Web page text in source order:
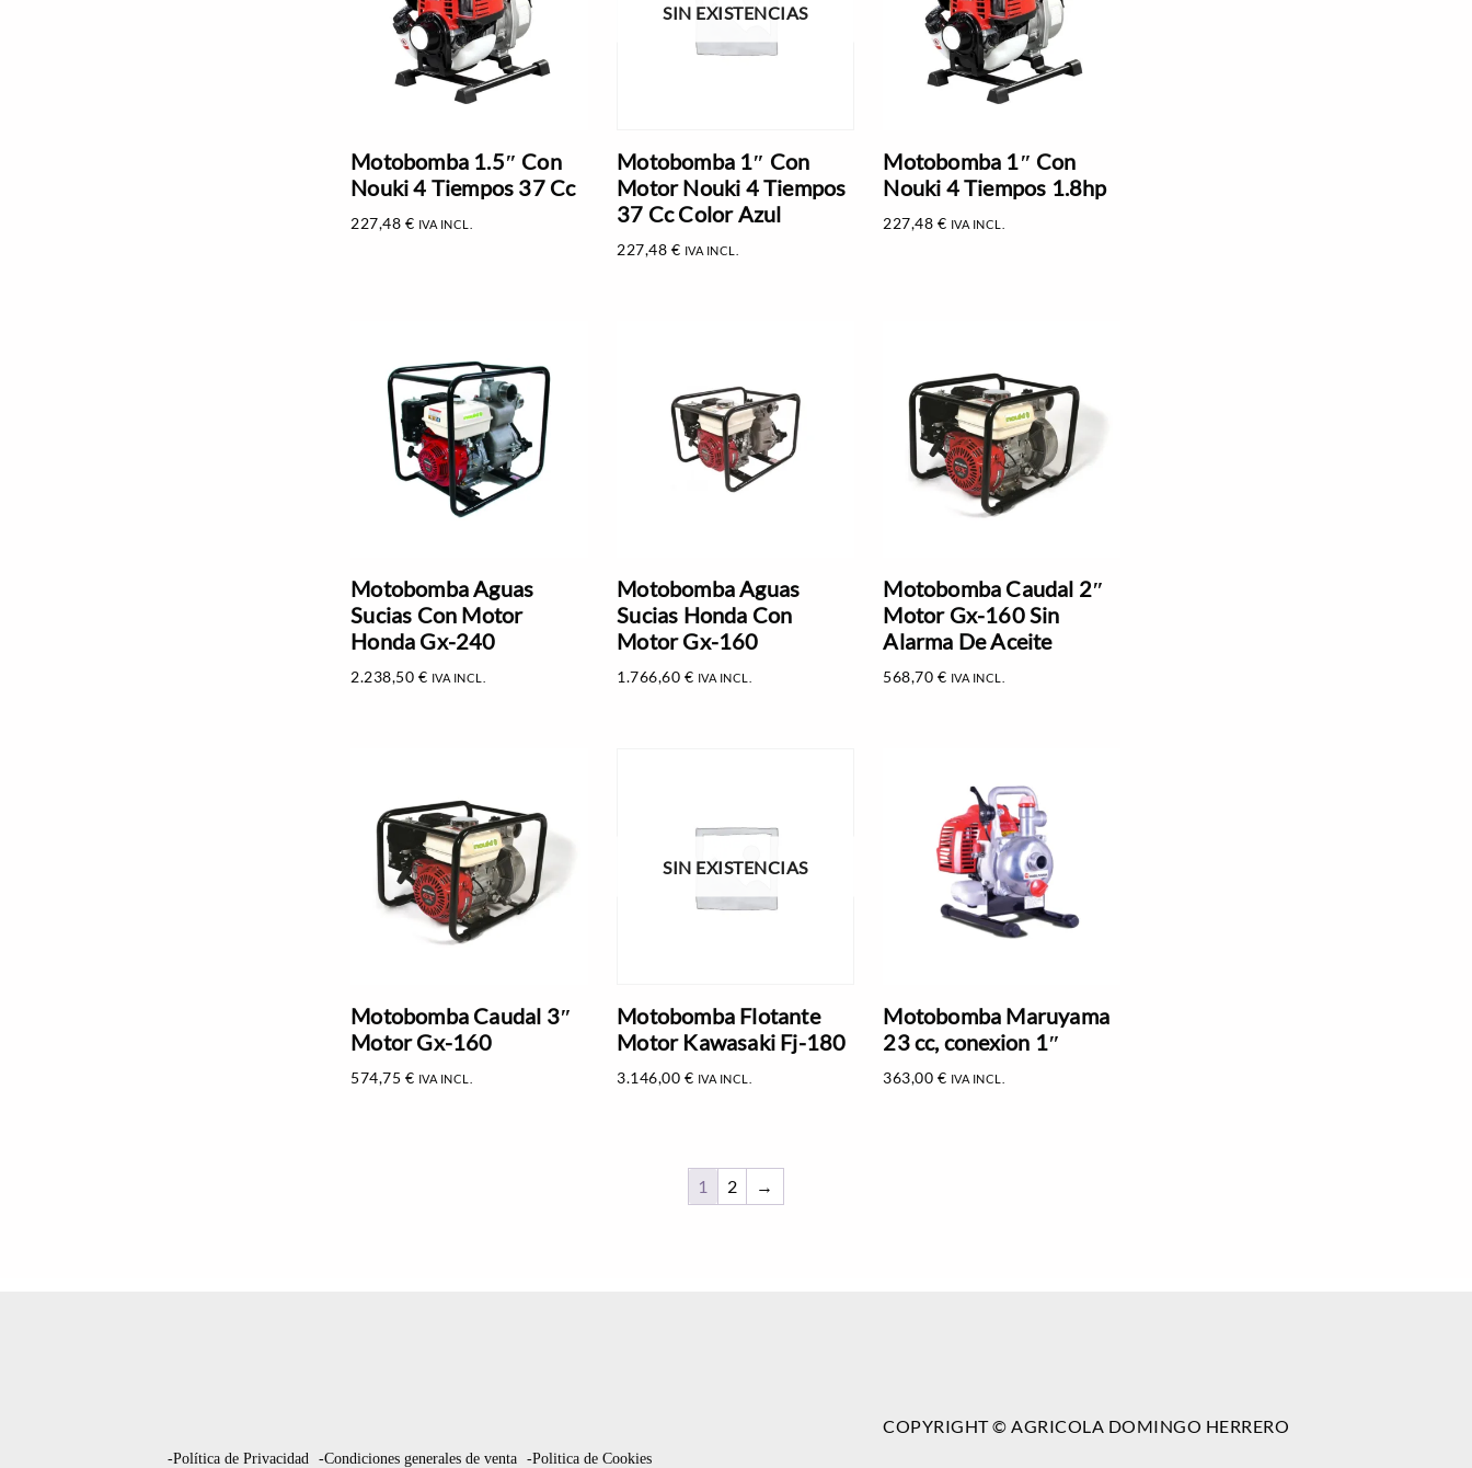
Motobomba 1.5″ Con
Nouki 4 Tiempos 37 Cc
227,48 € IVA INCL.
SIN EXISTENCIAS
Motobomba 1″ Con
Motor Nouki 4 Tiempos
37 Cc Color Azul
227,48 € IVA INCL.
Motobomba 1″ Con
Nouki 4 Tiempos 1.8hp
227,48 € IVA INCL.
Motobomba Aguas
Sucias Con Motor
Honda Gx-240
2.238,50 € IVA INCL.
Motobomba Aguas
Sucias Honda Con
Motor Gx-160
1.766,60 € IVA INCL.
Motobomba Caudal 2″
Motor Gx-160 Sin
Alarma De Aceite
568,70 € IVA INCL.
Motobomba Caudal 3″
Motor Gx-160
574,75 € IVA INCL.
SIN EXISTENCIAS
Motobomba Flotante
Motor Kawasaki Fj-180
3.146,00 € IVA INCL.
Motobomba Maruyama
23 cc, conexion 1″
363,00 € IVA INCL.
1 2 →
-Política de Privacidad -Condiciones generales de venta -Politica de Cookies
COPYRIGHT © AGRICOLA DOMINGO HERRERO